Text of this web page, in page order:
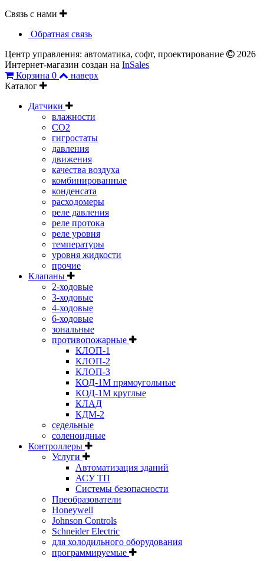
Связь с нами
Обратная связь
Центр управления: автоматика, софт, проектирование
2026
Интернет-магазин создан на InSales
Корзина 0
наверх
Каталог
Датчики
влажности
CO2
гигростаты
давления
движения
качества воздуха
комбинированные
конденсата
расходомеры
реле давления
реле протока
реле уровня
температуры
уровня жидкости
прочие
Клапаны
2-ходовые
3-ходовые
4-ходовые
6-ходовые
зональные
противопожарные
КЛОП-1
КЛОП-2
КЛОП-3
КОД-1М прямоугольные
КОД-1М круглые
КЛАД
КДМ-2
седельные
соленоидные
Контроллеры
Услуги
Автоматизация зданий
АСУ ТП
Системы безопасности
Преобразователи
Honeywell
Johnson Controls
Schneider Electric
для холодильного оборудования
программируемые